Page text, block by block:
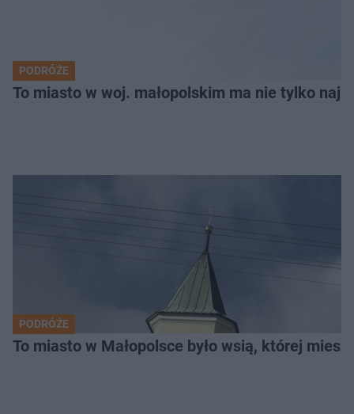
PODRÓŻE
To miasto w woj. małopolskim ma nie tylko
PODRÓŻE
To miasto w Małopolsce było wsią, której